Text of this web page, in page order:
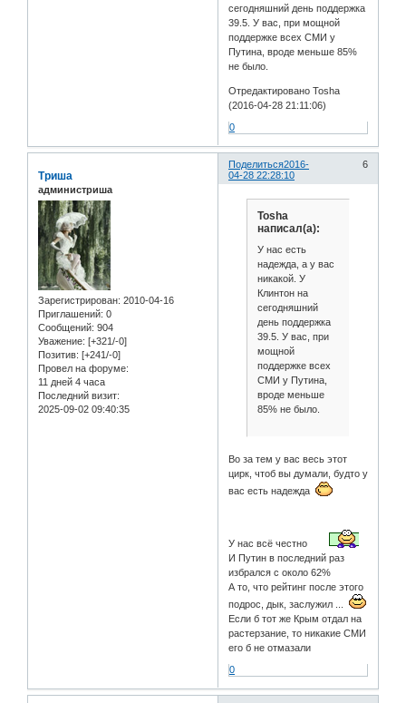
сегодняшний день поддержка
39.5. У вас, при мощной
поддержке всех СМИ у
Путина, вроде меньше 85%
не было.
Отредактировано Tosha
(2016-04-28 21:11:06)
0
Поделиться 6
2016-
04-28 22:28:10
Триша
администриша
Зарегистрирован: 2010-04-16
Приглашений: 0
Сообщений: 904
Уважение: [+321/-0]
Позитив: [+241/-0]
Провел на форуме:
11 дней 4 часа
Последний визит:
2025-09-02 09:40:35
Tosha
написал(а):
У нас есть
надежда, а у вас
никакой. У
Клинтон на
сегодняшний
день поддержка
39.5. У вас, при
мощной
поддержке всех
СМИ у Путина,
вроде меньше
85% не было.
Во за тем у вас весь этот
цирк, чтоб вы думали, будто у
вас есть надежда
У нас всё честно
И Путин в последний раз
избрался с около 62%
А то, что рейтинг после этого
подрос, дык, заслужил ...
Если б тот же Крым отдал на
растерзание, то никакие СМИ
его б не отмазали
0